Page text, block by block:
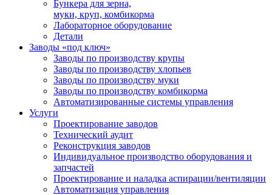
Бункера для зерна,
муки, круп, комбикорма
Лабораторное оборудование
Детали
Заводы «под ключ»
Заводы по производству крупы
Заводы по производству хлопьев
Заводы по производству муки
Заводы по производству комбикорма
Автоматизированные системы управления
Услуги
Проектирование заводов
Технический аудит
Реконструкция заводов
Индивидуальное производство оборудования и
запчастей
Проектирование и наладка аспирации/вентиляции
Автоматизация управления